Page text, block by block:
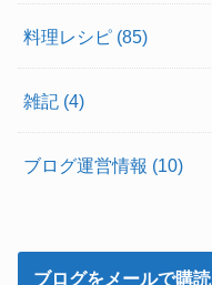
料理レシピ (85)
雑記 (4)
ブログ運営情報 (10)
ブログをメールで購読